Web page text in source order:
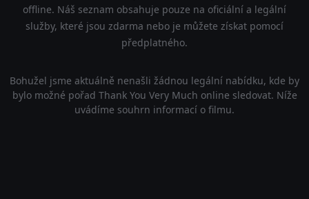
offline. Náš seznam obsahuje pouze na oficiální a legální
služby, které jsou zdarma nebo je můžete získat pomocí
předplatného.
Bohužel jsme aktuálně nenašli žádnou legální nabídku, kde by
bylo možné pořad Thank You Very Much online sledovat. Níže
uvádíme souhrn informací o filmu.